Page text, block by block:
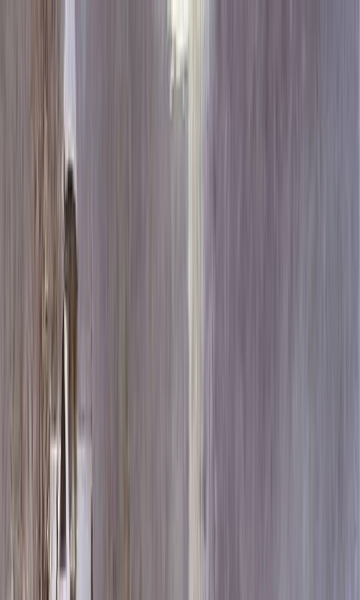
+7 (926) 211 90 79
Обратный звонок
Блог
Скидка 5.00% на Надгробные плиты
Памятник ММ/L-1191
Главная /Памятники
66 240
Быстрый заказ
Памятник ММ/L-1191